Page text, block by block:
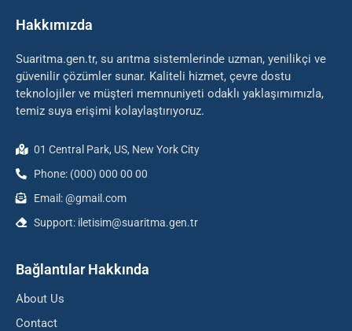
Hakkımızda
Suaritma.gen.tr, su arıtma sistemlerinde uzman, yenilikçi ve
güvenilir çözümler sunar. Kaliteli hizmet, çevre dostu
teknolojiler ve müşteri memnuniyeti odaklı yaklaşımımızla,
temiz suya erişimi kolaylaştırıyoruz.
01 Central Park, US, New York City
Phone: (000) 000 00 00
Email: @gmail.com
Support: iletisim@suaritma.gen.tr
Bağlantılar Hakkında
About Us
Contact